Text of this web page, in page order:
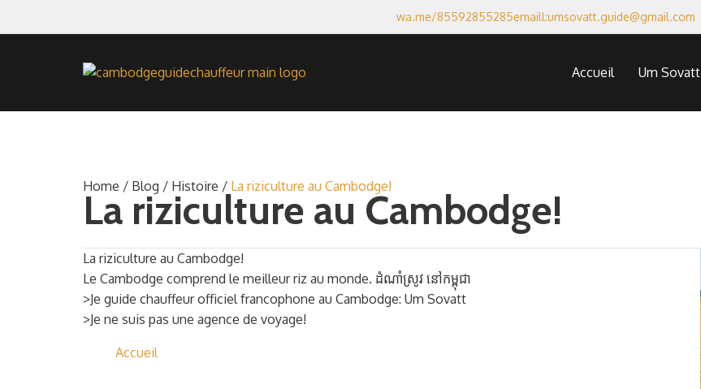
wa.me/85592855285emaill:umsovatt.guide@gmail.com
Accueil Um Sovatt
Home / Blog / Histoire / La riziculture au Cambodge!
La riziculture au Cambodge!
La riziculture au Cambodge!
Le Cambodge comprend le meilleur riz au monde. ដំណាំស្រូវ នៅកម្ពុជា
>Je guide chauffeur officiel francophone au Cambodge: Um Sovatt
>Je ne suis pas une agence de voyage!
Accueil